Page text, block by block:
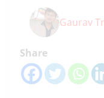
Gaurav
Share